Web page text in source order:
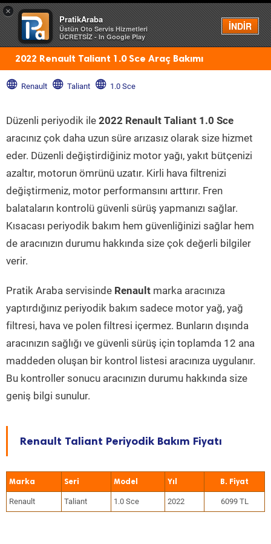
×
PratikAraba
Üstün Oto Servis Hizmetleri
ÜCRETSİZ - In Google Play
İNDİR
Menü
2022 Renault Taliant 1.0 Sce Araç Bakımı
Renault Taliant 1.0 Sce
Düzenli periyodik ile 2022 Renault Taliant 1.0 Sce
aracınız çok daha uzun süre arızasız olarak size hizmet
eder. Düzenli değiştirdiğiniz motor yağı, yakıt bütçenizi
azaltır, motorun ömrünü uzatır. Kirli hava filtrenizi
değiştirmeniz, motor performansını arttırır. Fren
balataların kontrolü güvenli sürüş yapmanızı sağlar.
Kısacası periyodik bakım hem güvenliğinizi sağlar hem
de aracınızın durumu hakkında size çok değerli bilgiler
verir.
Pratik Araba servisinde Renault marka aracınıza
yaptırdığınız periyodik bakım sadece motor yağ, yağ
filtresi, hava ve polen filtresi içermez. Bunların dışında
aracınızın sağlığı ve güvenli sürüş için toplamda 12 ana
maddeden oluşan bir kontrol listesi aracınıza uygulanır.
Bu kontroller sonucu aracınızın durumu hakkında size
geniş bilgi sunulur.
Renault Taliant Periyodik Bakım Fiyatı
Marka Seri Model Yıl
Renault Taliant 1.0 Sce 2022 6099 TL